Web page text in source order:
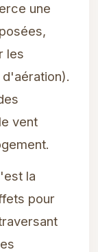
une
les
vent
la
pour